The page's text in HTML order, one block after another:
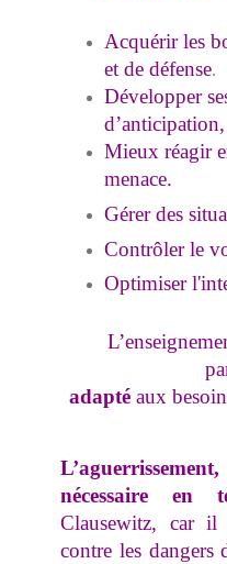
Acquérir les
et de défense.
Développer
Mieux réagir
menace.
Gérer des
Contrôler le
Optimiser
adapté aux
nécessaire en
Clausewitz, car
contre les